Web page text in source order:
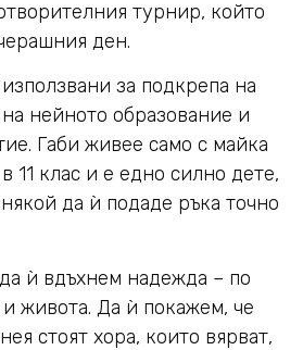
турнир, който
ден.
за подкрепа на
нейното образование и
Габи живее само с майка
11 клас и е едно силно дете,
да ѝ подаде ръка точно
ѝ вдъхнем надежда – по
и живота. Да ѝ покажем, че
стоят хора, които вярват,